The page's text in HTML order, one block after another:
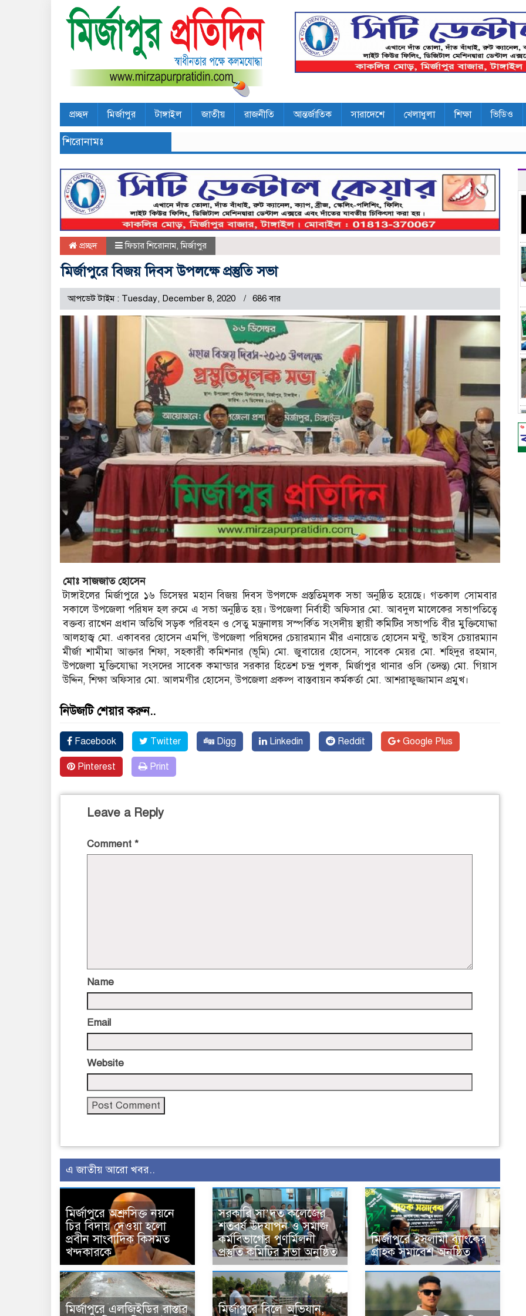
প্রচ্ছদ মির্জাপুর টাঙ্গাইল জাতীয় রাজনীতি আন্তর্জাতিক সারাদেশে খেলাধুলা শিক্ষা ভিডিও
শিরোনামঃ
প্রচ্ছদ ফিচার শিরোনাম,মির্জাপুর
মির্জাপুরে বিজয় দিবস উপলক্ষে প্রস্তুতি সভা
আপডেট টাইম : Tuesday, December 8, 2020 686 বার
মোঃ সাজজাত হোসেন
টাঙ্গাইলের মির্জাপুরে ১৬ ডিসেম্বর মহান বিজয় দিবস উপলক্ষে প্রস্ততিমূলক সভা অনুষ্ঠিত হয়েছে। গতকাল সোমবার
সকালে উপজেলা পরিষদ হল রুমে এ সভা অনুষ্ঠিত হয়। উপজেলা নির্বাহী অফিসার মো. আবদুল মালেকের সভাপতিত্বে
বক্তব্য রাখেন প্রধান অতিথি সড়ক পরিবহন ও সেতু মন্ত্রনালয় সস্পর্কিত সংসদীয় স্থায়ী কমিটির সভাপতি বীর মুক্তিযোদ্ধা
আলহাজ্ব মো. একাববর হোসেন এমপি, উপজেলা পরিষদের চেয়ারম্যান মীর এনায়েত হোসেন মন্টু, ভাইস চেয়ারম্যান
মীর্জা শামীমা আক্তার শিফা, সহকারী কমিশনার (ভূমি) মো. জুবায়ের হোসেন, সাবেক মেয়র মো. শহিদুর রহমান,
উপজেলা মুক্তিযোদ্ধা সংসদের সাবেক কমান্ডার সরকার হিতেশ চন্দ্র পুলক, মির্জাপুর থানার ওসি (তদন্ত) মো. গিয়াস
উদ্দিন, শিক্ষা অফিসার মো. আলমগীর হোসেন, উপজেলা প্রকল্প বাস্তবায়ন কর্মকর্তা মো. আশরাফুজ্জামান প্রমুখ।
নিউজটি শেয়ার করুন..
Facebook Twitter Digg Linkedin Reddit Google Plus
Pinterest Print
Leave a Reply
Comment *
Name
Email
Website
এ জাতীয় আরো খবর..
মির্জাপুরে অশ্রুসিক্ত নয়নে
চির বিদায় দেওয়া হলো
প্রবীন সাংবাদিক কিসমত
খন্দকারকে
সরকারি সা’দত কলেজের
শতবর্ষ উদযাপন ও সমাজ
কর্মবিভাগের পুণর্মিলনী
প্রস্তুতি কমিটির সভা অনুষ্ঠিত
মির্জাপুরে ইসলামী ব্যাংকের
গ্রাহক সমাবেশ অনুষ্ঠিত
মির্জাপুরে এলজিইডির রাস্তার
মির্জাপুরে বিলে অভিযান,